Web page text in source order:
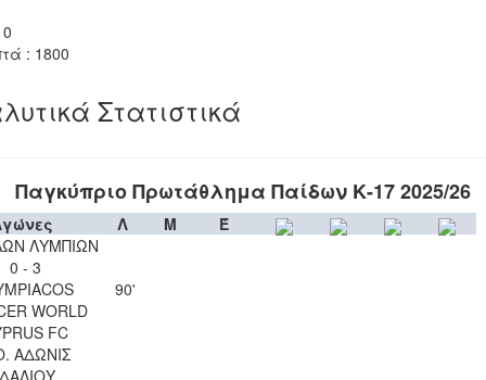
: 1800
Στατιστικά
Παγκύπριο Πρωτάθλημα Παίδων Κ-17 2025/26
Λ Μ
Έ
ΛΥΜΠΙΩΝ
0 - 3
WORLD
FC
90'
ΑΔΩΝΙΣ